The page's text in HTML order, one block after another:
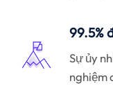
99.5%
Sự ủy
nghiệm